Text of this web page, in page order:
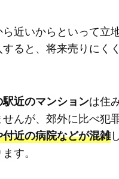
近いからといって立
ると、将来売りにく
近のマンションは住
せんが、郊外に比べ犯
近の病院などが混雑
す。